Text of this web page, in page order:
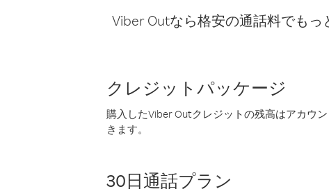
Viber Outなら格安の通話料でも
クレジットパッケージ
購入したViber Outクレジットの残高はアカウ
きます。
30日通話プラン